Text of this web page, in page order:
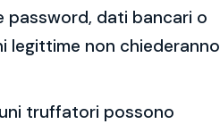
password, dati bancari o
legittime non chiederanno
truffatori possono